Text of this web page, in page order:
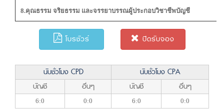
8.คุณธรรม จริยธรรม และจรรยาบรรณผู้ประกอบวิชาชีพบัญชี
โบรชัวร์ ปิดรับจอง
นับชั่วโมง CPD
นับชั่วโมง CPA
บัญชี
อื่นๆ บัญชี อื่นๆ
6:0 0:0 6:0 0:0